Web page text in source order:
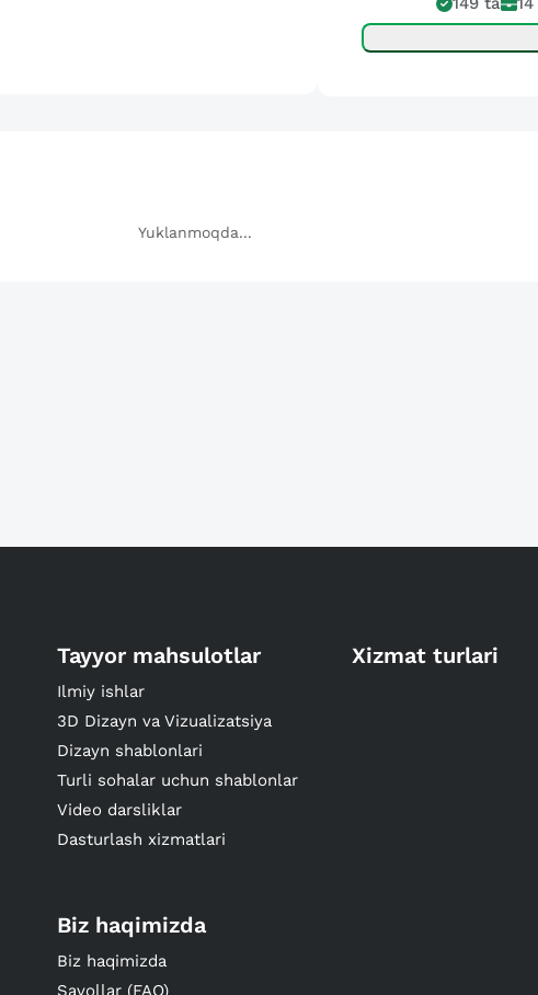
Yuklanmoqda...
Tayyor mahsulotlar
Ilmiy ishlar
3D Dizayn va Vizualizatsiya
Dizayn shablonlari
Turli sohalar uchun shablonlar
Video darsliklar
Dasturlash xizmatlari
Xizmat turlari
Biz haqimizda
Biz haqimizda
Savollar (FAQ)